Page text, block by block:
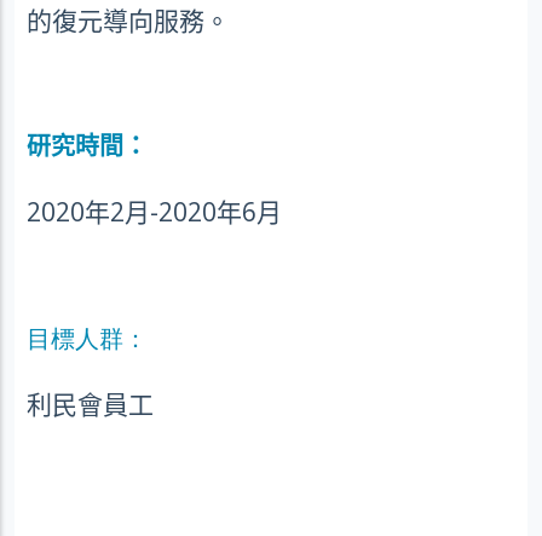
的復元導向服務。
研究時間：
2020年2月-2020年6月
目標人群：
利民會員工